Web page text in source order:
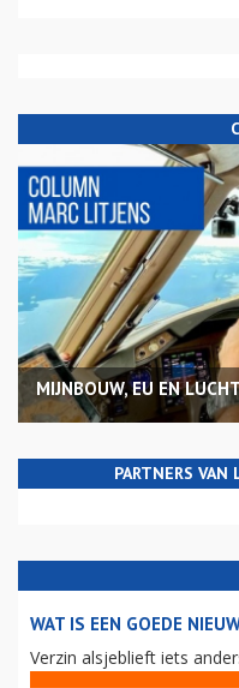
MIJNBOUW, EU EN
PARTNERS VAN
WAT IS EEN GOEDE
Verzin alsjeblieft iets